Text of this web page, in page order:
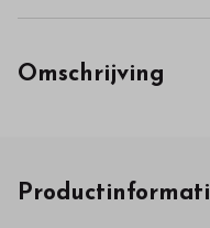
Omschrijving